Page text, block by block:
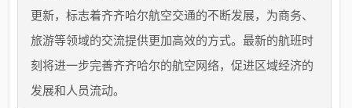
更新，标志着齐齐哈尔航空交通的不断发展，为商务、
旅游等领域的交流提供更加高效的方式。最新的航班时
刻将进一步完善齐齐哈尔的航空网络，促进区域经济的
发展和人员流动。